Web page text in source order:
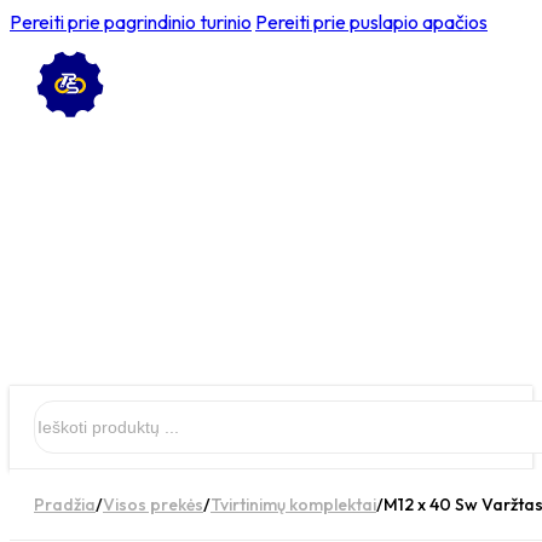
Pereiti prie pagrindinio turinio Pereiti prie puslapio apačios
Pradžia/Visos prekės/Tvirtinimų komplektai/M12 x 40 Sw